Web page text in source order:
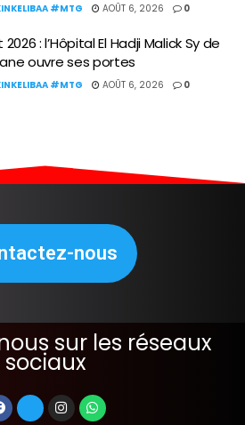
#MTG AOÛT 6, 2026 0
2026 : l’Hôpital El Hadji Malick Sy de
ouvre ses portes
#MTG AOÛT 6, 2026 0
nous
sur les réseaux
sociaux